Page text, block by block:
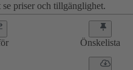
priser och tillgänglighet.
Önskelista